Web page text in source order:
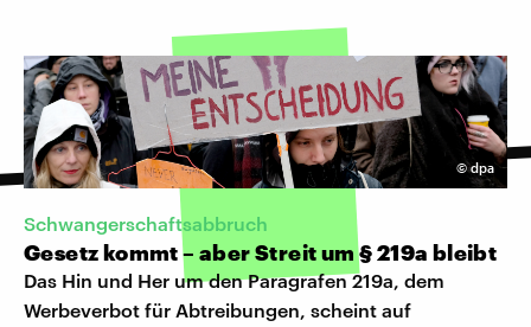
©dpa
Schwangerschaftsabbruch
Gesetz kommt – aber Streit um § 219a bleibt
Das Hin und Her um den Paragrafen 219a, dem
Werbeverbot für Abtreibungen, scheint auf